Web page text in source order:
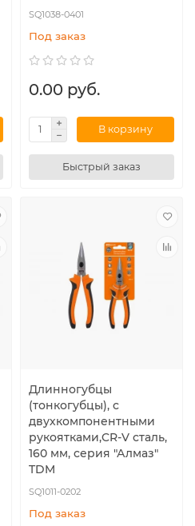
SQ1038-0401
Под заказ
0.00 руб.
В корзину
Быстрый заказ
Длинногубцы
(тонкогубцы), с
двухкомпонентными
рукоятками,CR-V сталь,
160 мм, серия "Алмаз"
TDM
SQ1011-0202
Под заказ